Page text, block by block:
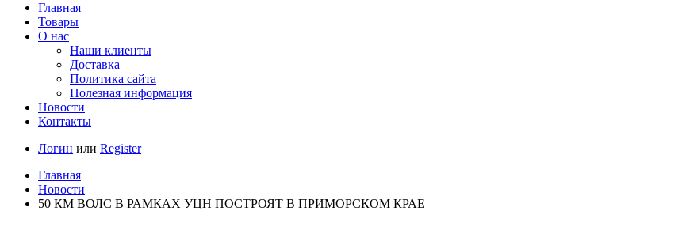
Главная
Товары
О нас
Наши клиенты
Доставка
Политика сайта
Полезная информация
Новости
Контакты
Логин или Register
Главная
Новости
50 КМ ВОЛС В РАМКАХ УЦН ПОСТРОЯТ В ПРИМОРСКОМ КРАЕ